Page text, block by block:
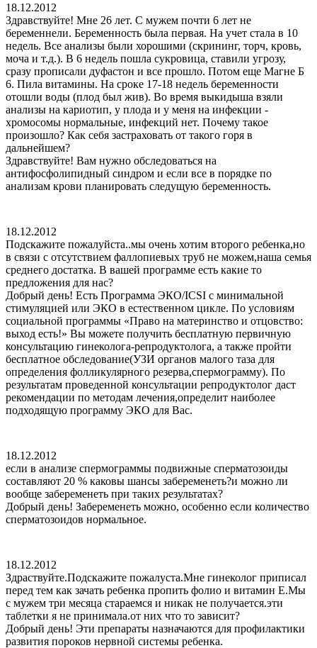
18.12.2012
Здравствуйте! Мне 26 лет. С мужем почти 6 лет не
беременнели. Беременность была первая. На учет стала в 10
недель. Все анализы были хорошими (скрининг, торч, кровь,
моча и т.д.). В 6 недель пошла сукровица, ставили угрозу,
сразу прописали дуфастон и все прошло. Потом еще Магне Б
6. Пила витамины. На сроке 17-18 недель беременности
отошли воды (плод был жив). Во время выкидыша взяли
анализы на кариотип, у плода и у меня на инфекции -
хромосомы нормальные, инфекций нет. Почему такое
произошло? Как себя застраховать от такого горя в
дальнейшем?
Здравствуйте! Вам нужно обследоваться на
антифосфолипидный синдром и если все в порядке по
анализам крови планировать следущую беременность.
18.12.2012
Подскажите пожалуйста..мы очень хотим второго ребенка,но
в связи с отсутствием фаллопиевых труб не можем,наша семья
среднего достатка. В вашей программе есть какие то
предложения для нас?
Добрый день! Есть Программа ЭКО/ICSI с минимальной
стимуляцией или ЭКО в естественном цикле. По условиям
социальной программы «Право на материнство и отцовство:
выход есть!» Вы можете получить бесплатную первичную
консультацию гинеколога-репродуктолога, а также пройти
бесплатное обследование(УЗИ органов малого таза для
определения фолликулярного резерва,спермограмму). По
результатам проведенной консультации репродуктолог даст
рекомендации по методам лечения,определит наиболее
подходящую программу ЭКО для Вас.
18.12.2012
если в анализе спермограммы подвижные сперматозоиды
составляют 20 % каковы шансы забеременеть?и можно ли
вообще забеременеть при таких результатах?
Добрый день! Забеременеть можно, особенно если количество
сперматозоидов нормальное.
18.12.2012
Здраствуйте.Подскажите пожалуста.Мне гинеколог приписал
перед тем как зачать ребенка пропить фолио и витамин Е.Мы
с мужем три месяца стараемся и никак не получается.эти
таблетки я не принимала.от них что то зависит?
Добрый день! Эти препараты назначаются для профилактики
развития пороков нервной системы ребенка.